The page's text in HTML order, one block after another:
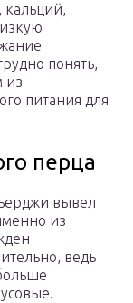
кальций,
понять,
из
питания для
перца
вывел
из
ведь